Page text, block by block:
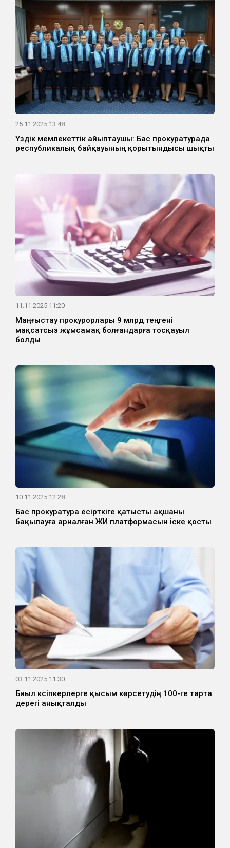
25.11.2025 13:48
Үздік мемлекеттік айыптаушы: Бас прокуратурада
республикалық байқауының қорытындысы шықты
11.11.2025 11:20
Маңғыстау прокурорлары 9 млрд теңгені
мақсатсыз жұмсамақ болғандарға тосқауыл
болды
10.11.2025 12:28
Бас прокуратура есірткіге қатысты ақшаны
бақылауға арналған ЖИ платформасын іске қосты
03.11.2025 11:30
Биыл кәсіпкерлерге қысым көрсетудің 100-ге тарта
дерегі анықталды